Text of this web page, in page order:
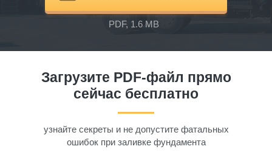
PDF, 1.6 MB
узнайте секреты и не допустите фатальных
ошибок при заливке фундамента
Загрузите PDF-файл прямо
сейчас бесплатно